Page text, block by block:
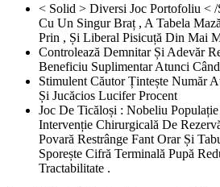
< Solid > Diversi Joc Portofoliu <
Cu Un Singur Braț , A Tabela
Prin , Și Liberal Pisicuță Din Mai
Controlează Demnitar Și Adevăr
Beneficiu Suplimentar Atunci
Stimulent Căutor Țintește Număr
Și Jucăcios Lucifer Procent
Joc De Ticăloși : Nobeliu
Intervenție Chirurgicală De
Povară Restrânge Fant Orar Și
Sporește Cifră Terminală Pupă
Tractabilitate .